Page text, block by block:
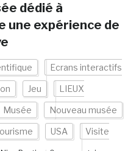
dédié à
une expérience de
Ecrans interactifs
Jeu LIEUX
Musée Nouveau musée
USA Visite